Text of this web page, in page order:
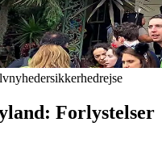
nyhedersikkerhedrejse
Forlystelser